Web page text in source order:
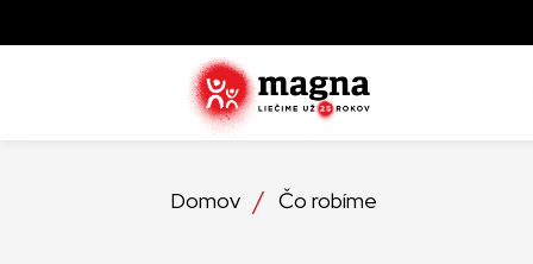
Domov Čo robíme